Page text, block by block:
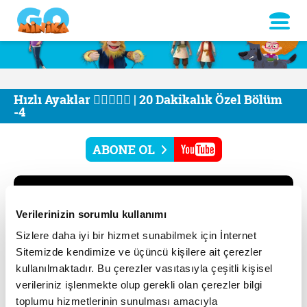
Verilerinizin sorumlu kullanımı
Sizlere daha iyi bir hizmet sunabilmek için İnternet
Sitemizde kendimize ve üçüncü kişilere ait çerezler
kullanılmaktadır. Bu çerezler vasıtasıyla çeşitli kişisel
verileriniz işlenmekte olup gerekli olan çerezler bilgi
toplumu hizmetlerinin sunulması amacıyla
Hızlı Ayaklar 🏃🏻‍♂️🏃‍♀️ | 20 Dakikalık Özel Bölüm
-4